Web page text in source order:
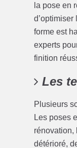
la pose en
forme est
experts
finition
Les
Plusieurs
Les poses
rénovation,
détérioré,